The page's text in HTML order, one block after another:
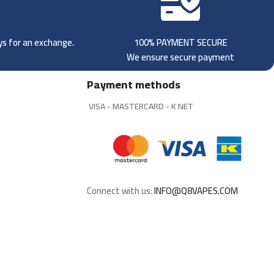
for an exchange.
100% PAYMENT SECURE
We ensure secure payment
Payment methods
VISA - MASTERCARD - K NET
Connect with us:INFO@Q8VAPES.COM